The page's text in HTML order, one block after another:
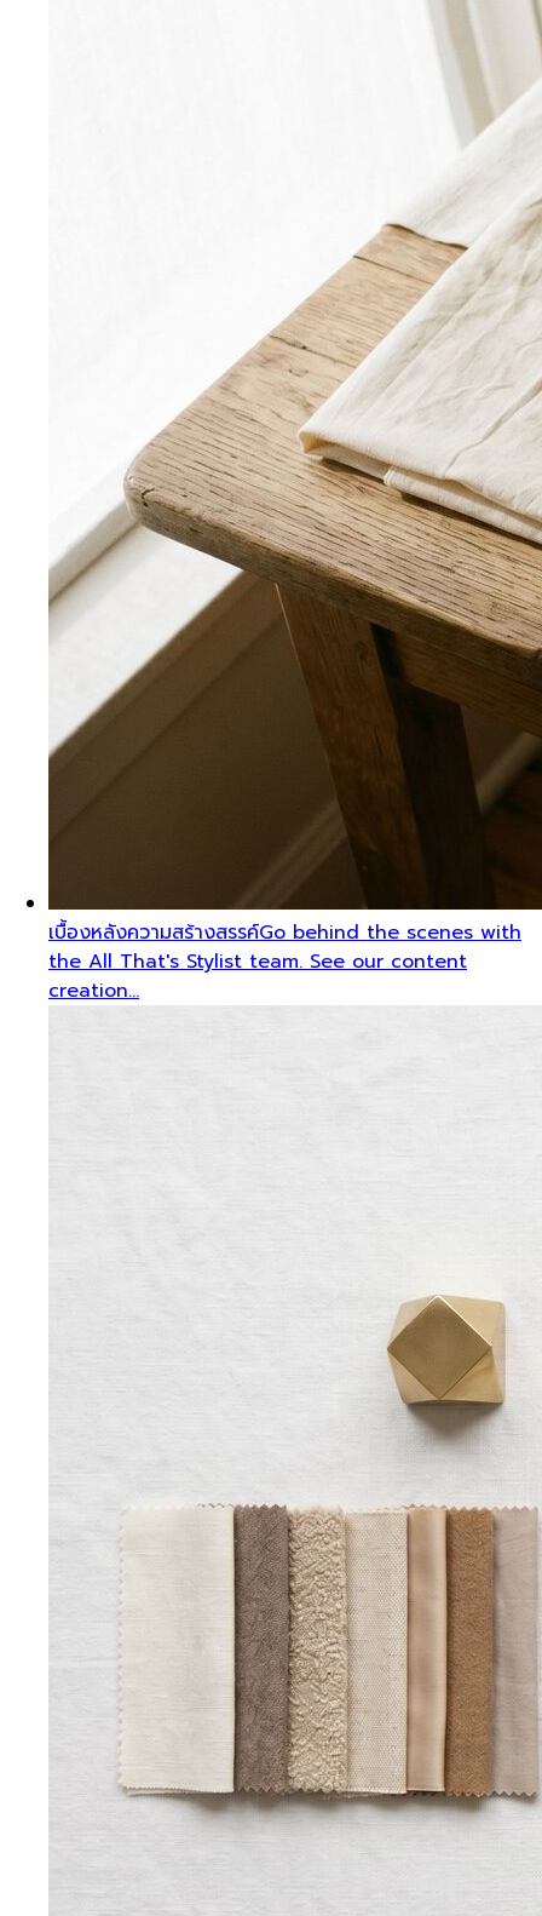
เบื้องหลังความสร้างสรรค์Go behind the scenes with
the All That's Stylist team. See our content
creation…